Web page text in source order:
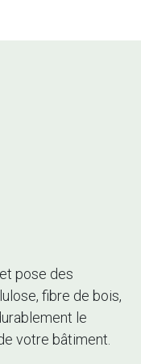
pose des
fibre de bois,
le
votre bâtiment.